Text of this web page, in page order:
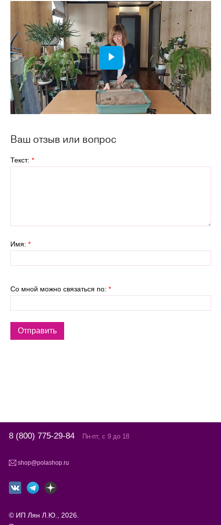
Ваш отзыв или вопрос
Текст: *
Имя: *
Со мной можно связаться по: *
8 (800) 775-29-84 Пн-пт, с 9 до 18
shop@polashop.ru
© ИП Лян Л.Ю., 2026.